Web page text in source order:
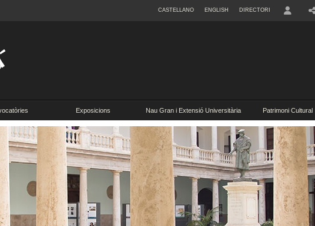
CASTELLANO ENGLISH DIRECTORI
Exposicions Nau Gran i Extensió Universitària Patrimoni Cultural